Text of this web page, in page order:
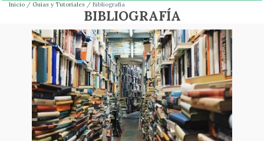
Inicio Guías y Tutoriales Bibliografía
BIBLIOGRAFÍA